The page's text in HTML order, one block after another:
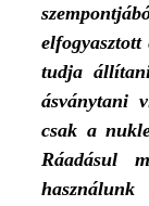
tudja
ásványtani
csak a
Ráadásul